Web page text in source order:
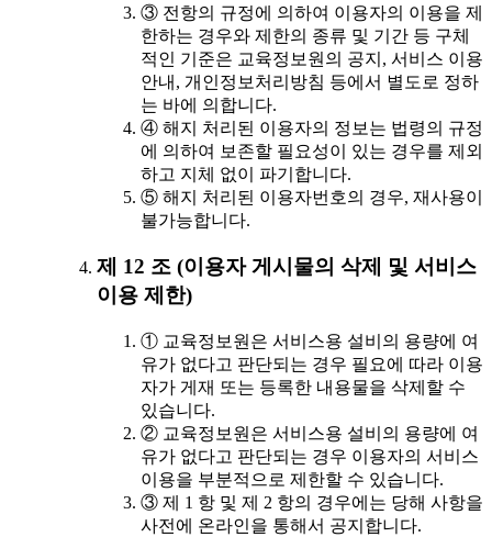
③ 전항의 규정에 의하여 이용자의 이용을 제
한하는 경우와 제한의 종류 및 기간 등 구체
적인 기준은 교육정보원의 공지, 서비스 이용
안내, 개인정보처리방침 등에서 별도로 정하
는 바에 의합니다.
④ 해지 처리된 이용자의 정보는 법령의 규정
에 의하여 보존할 필요성이 있는 경우를 제외
하고 지체 없이 파기합니다.
⑤ 해지 처리된 이용자번호의 경우, 재사용이
불가능합니다.
제 12 조 (이용자 게시물의 삭제 및 서비스
이용 제한)
① 교육정보원은 서비스용 설비의 용량에 여
유가 없다고 판단되는 경우 필요에 따라 이용
자가 게재 또는 등록한 내용물을 삭제할 수
있습니다.
② 교육정보원은 서비스용 설비의 용량에 여
유가 없다고 판단되는 경우 이용자의 서비스
이용을 부분적으로 제한할 수 있습니다.
③ 제 1 항 및 제 2 항의 경우에는 당해 사항을
사전에 온라인을 통해서 공지합니다.